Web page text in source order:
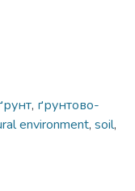
, ґрунтово-
environment, soil,